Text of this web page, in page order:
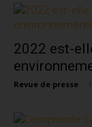
2022 est-
Revue de presse